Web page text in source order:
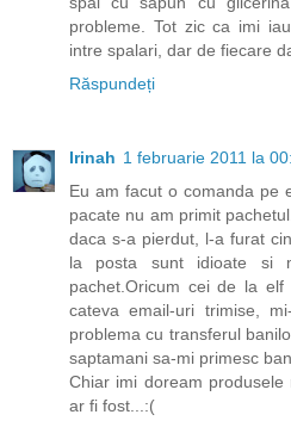
probleme. Tot zic ca imi
intre spalari, dar de fiecare
Răspundeți
Irinah 1 februarie 2011 la
Eu am facut o comanda pe
pacate nu am primit
daca s-a pierdut, l-a furat
la posta sunt idioate si
pachet.Oricum cei de la
cateva email-uri trimise,
problema cu transferul
saptamani sa-mi primesc
Chiar imi doream
ar fi fost...:(